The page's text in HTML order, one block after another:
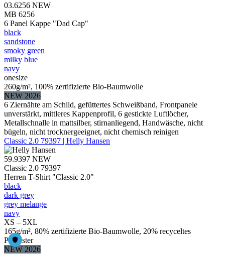
03.6256 NEW
MB 6256
6 Panel Kappe "Dad Cap"
black
sandstone
smoky green
milky blue
navy
onesize
260g/m², 100% zertifizierte Bio-Baumwolle
NEW 2026
6 Ziernähte am Schild, gefüttertes Schweißband, Frontpanele
unverstärkt, mittleres Kappenprofil, 6 gestickte Luftlöcher,
Metallschnalle in mattsilber, stirnanliegend, Handwäsche, nicht
bügeln, nicht trocknergeeignet, nicht chemisch reinigen
Classic 2.0 79397 | Helly Hansen
59.9397 NEW
Classic 2.0 79397
Herren T-Shirt "Classic 2.0"
black
dark grey
grey melange
navy
XS – 5XL
165g/m², 80% zertifizierte Bio-Baumwolle, 20% recyceltes
Polyester
NEW 2026